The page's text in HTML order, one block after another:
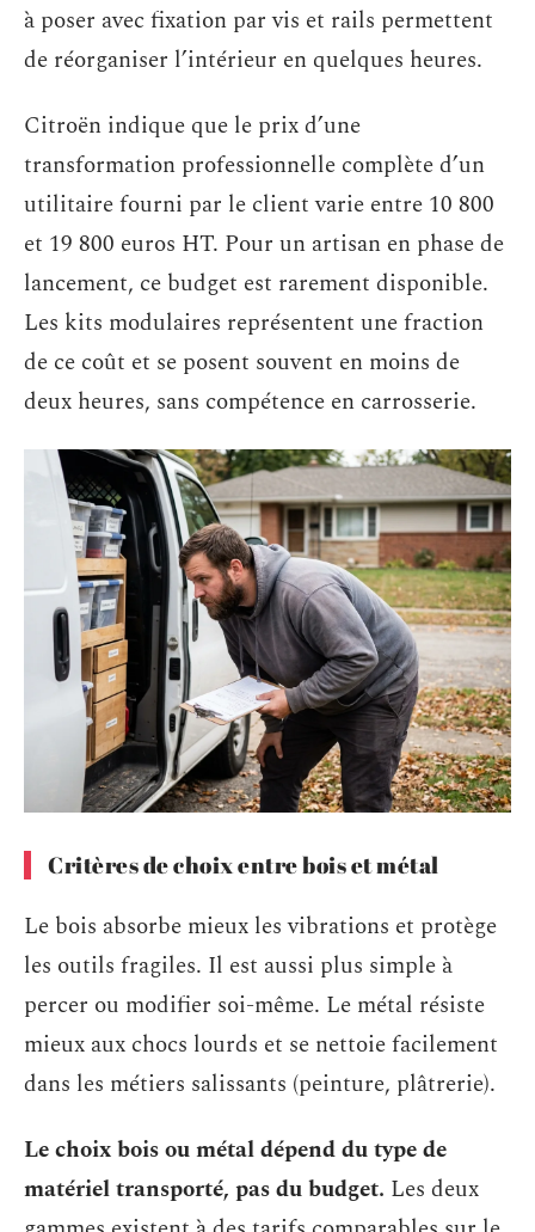
à poser avec fixation par vis et rails permettent
de réorganiser l’intérieur en quelques heures.
Citroën indique que le prix d’une
transformation professionnelle complète d’un
utilitaire fourni par le client varie entre 10 800
et 19 800 euros HT. Pour un artisan en phase de
lancement, ce budget est rarement disponible.
Les kits modulaires représentent une fraction
de ce coût et se posent souvent en moins de
deux heures, sans compétence en carrosserie.
Critères de choix entre bois et métal
Le bois absorbe mieux les vibrations et protège
les outils fragiles. Il est aussi plus simple à
percer ou modifier soi-même. Le métal résiste
mieux aux chocs lourds et se nettoie facilement
dans les métiers salissants (peinture, plâtrerie).
Le choix bois ou métal dépend du type de
matériel transporté, pas du budget. Les deux